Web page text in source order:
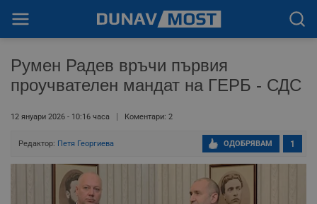
Румен Радев връчи първия
проучвателен мандат на ГЕРБ - СДС
12 януари 2026 - 10:16 часа Коментари: 2
Редактор: Петя Георгиева 1
ОДОБРЯВАМ